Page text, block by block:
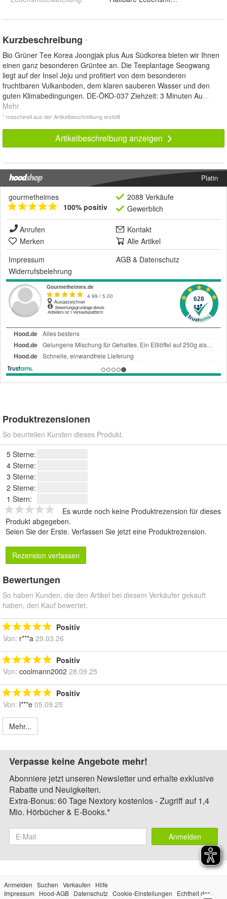
Kurzbeschreibung *
Bio Grüner Tee Korea Joongjak plus Aus Südkorea bieten wir Ihnen
einen ganz besonderen Grüntee an. Die Teeplantage Seogwang
liegt auf der Insel Jeju und profitiert von dem besonderen
fruchtbaren Vulkanboden, dem klaren sauberen Wasser und den
guten Klimabedingungen. DE-ÖKO-037 Ziehzeit: 3 Minuten Au...
Mehr
* maschinell aus der Artikelbeschreibung erstellt
Artikelbeschreibung anzeigen
Platin
gourmetheimes
100% positiv
2088 Verkäufe
Gewerblich
Anrufen
Kontakt
Merken
Alle Artikel
Impressum
AGB & Datenschutz
Widerrufsbelehrung
Produktrezensionen
So beurteilen Kunden dieses Produkt.
5 Sterne:
4 Sterne:
3 Sterne:
2 Sterne:
1 Stern:
Es wurde noch keine Produktrezension für dieses
Produkt abgegeben.
Seien Sie der Erste. Verfassen Sie jetzt eine Produktrezension.
Rezension verfassen
Bewertungen
So haben Kunden, die den Artikel bei diesem Verkäufer gekauft
haben, den Kauf bewertet.
Positiv
Von: r***a 29.03.26
Positiv
Von: coolmann2002 28.09.25
Positiv
Von: l***e 05.09.25
Mehr...
Verpasse keine Angebote mehr!
Abonniere jetzt unseren Newsletter und erhalte exklusive
Rabatte und Neuigkeiten.
Extra-Bonus: 60 Tage Nextory kostenlos - Zugriff auf 1,4
Mio. Hörbücher & E-Books.*
Anmelden
Anmelden Suchen Verkaufen
Hilfe
Impressum
Hood-AGB Datenschutz Cookie-Einstellungen
Echtheit der